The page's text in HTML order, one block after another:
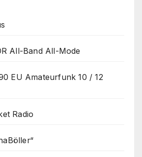
All-Band All-Mode
EU Amateurfunk 10 / 12
Radio